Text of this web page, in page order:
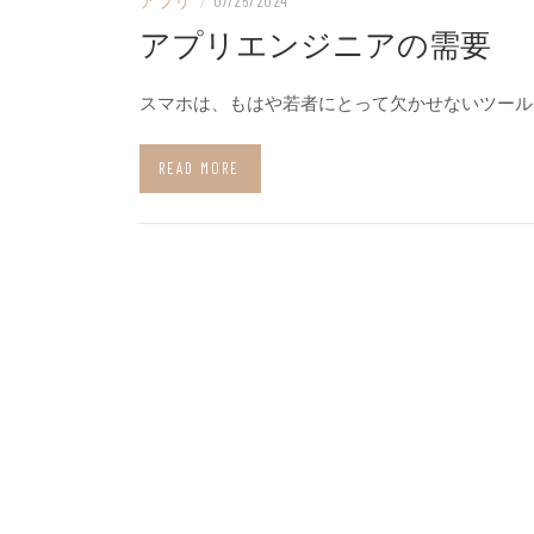
アプリエンジニアの需要
スマホは、もはや若者にとって欠かせないツー
READ MORE